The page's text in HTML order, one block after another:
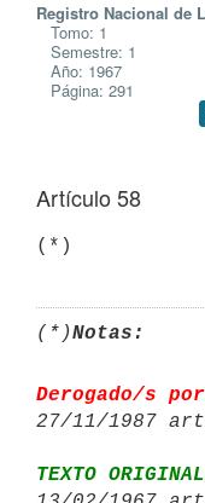
Registro Nacional de
Tomo: 1
Semestre: 1
Año: 1967
Página: 291
Artículo 58
(*)Notas:
Derogado/s
27/11/1987
TEXTO